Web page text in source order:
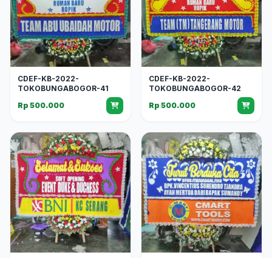
CDEF-KB-2022-
TOKOBUNGABOGOR-41
Rp 500.000
CDEF-KB-2022-
TOKOBUNGABOGOR-42
Rp 500.000